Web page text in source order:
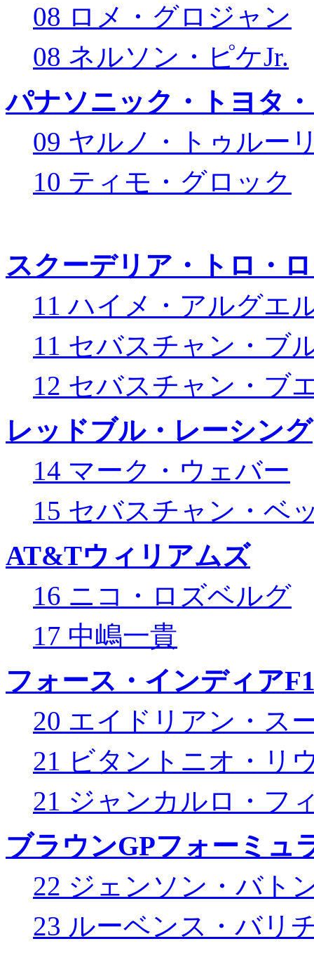
08 ロメ・グロジャン
08 ネルソン・ピケJr.
パナソニック・トヨタ
09 ヤルノ・トゥルー
10 ティモ・グロック
スクーデリア・トロ・
11 ハイメ・アルグエ
11 セバスチャン・ブ
12 セバスチャン・ブ
レッドブル・レーシング
14 マーク・ウェバー
15 セバスチャン・ベ
AT&Tウィリアムズ
16 ニコ・ロズベルグ
17 中嶋一貴
フォース・インディア
20 エイドリアン・ス
21 ビタントニオ・リ
21 ジャンカルロ・フ
ブラウンGPフォーミュ
22 ジェンソン・バト
23 ルーベンス・バリ